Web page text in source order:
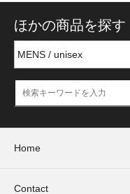
ほかの商品を探す
Home
Contact